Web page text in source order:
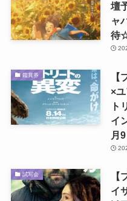
壇
ャ
待
鑑賞券
×
ト
イ
月9
試写会
イ